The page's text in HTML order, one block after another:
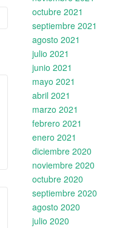
octubre 2021
septiembre 2021
agosto 2021
julio 2021
junio 2021
mayo 2021
abril 2021
marzo 2021
febrero 2021
enero 2021
diciembre 2020
noviembre 2020
octubre 2020
septiembre 2020
agosto 2020
julio 2020